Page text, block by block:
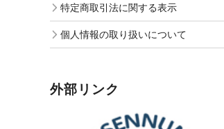
特定商取引法に関する表示
個人情報の取り扱いについて
外部リンク